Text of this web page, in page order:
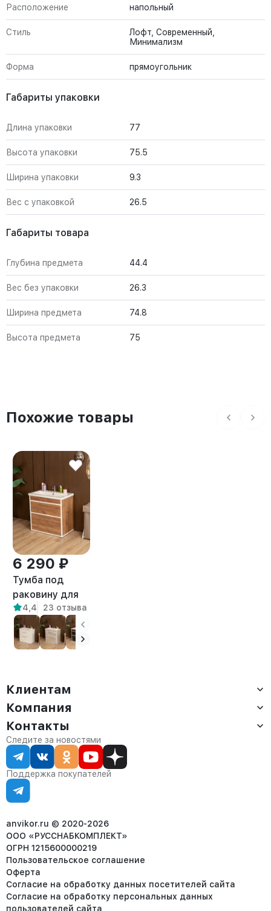
Расположение напольный
Стиль
Лофт, Современный,
Минимализм
Форма прямоугольник
Габариты упаковки
Длина упаковки 77
Высота упаковки 75.5
Ширина упаковки 9.3
Вес с упаковкой 26.5
Габариты товара
Глубина предмета 44.4
Вес без упаковки 26.3
Ширина предмета 74.8
Высота предмета 75
Похожие товары
6 290 ₽
Тумба под
раковину для
ванной лофт
Шимри белый/
амаретто
4,4 23 отзыва
Клиентам
Доставка
Оплата
Сервис
Статус заказа
Статьи
Компания
О компании
Контакты
Партнёрам
Контакты
Отдел продаж:
8 (800) 234-22-62
corp@anvikor.ru
Ежедневно, с 7:00-19:00 (МСК)
Отдел рекламации:
8 (953) 455-25-61
Следите за новостями
Поддержка покупателей
anvikor.ru © 2020-2026
ООО «РУССНАБКОМПЛЕКТ»
ОГРН 1215600000219
Пользовательское соглашение
Оферта
Согласие на обработку данных посетителей сайта
Согласие на обработку персональных данных
пользователей сайта